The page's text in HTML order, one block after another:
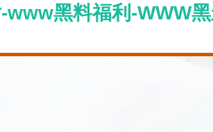
黑料福利-WWW